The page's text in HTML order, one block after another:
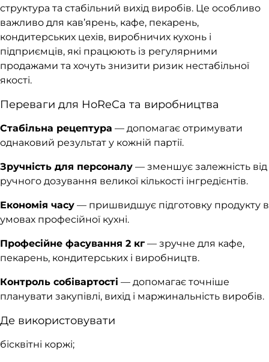
структура та стабільний вихід виробів. Це особливо
важливо для кав’ярень, кафе, пекарень,
кондитерських цехів, виробничих кухонь і
підприємців, які працюють із регулярними
продажами та хочуть знизити ризик нестабільної
якості.
Переваги для HoReCa та виробництва
Стабільна рецептура — допомагає отримувати
однаковий результат у кожній партії.
Зручність для персоналу — зменшує залежність від
ручного дозування великої кількості інгредієнтів.
Економія часу — пришвидшує підготовку продукту в
умовах професійної кухні.
Професійне фасування 2 кг— зручне для кафе,
пекарень, кондитерських і виробництв.
Контроль собівартості — допомагає точніше
планувати закупівлі, вихід і маржинальність виробів.
Де використовувати
бісквітні коржі;